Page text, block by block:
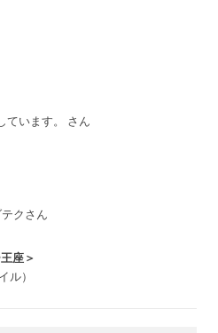
ています。 さん
クさん
座＞
ル）